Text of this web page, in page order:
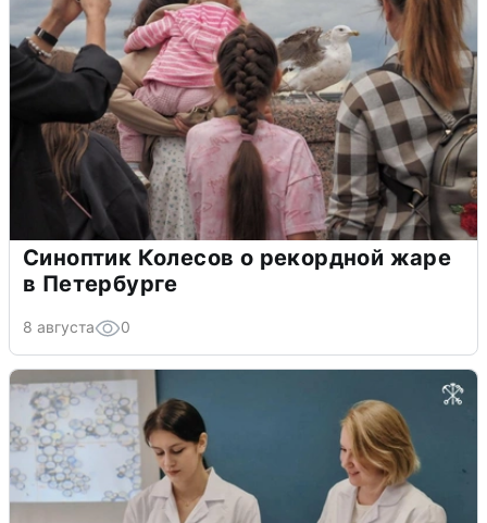
Синоптик Колесов о рекордной жаре
в Петербурге
8 августа 0